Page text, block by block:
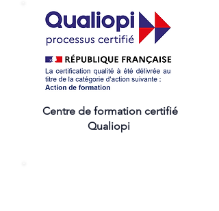
Centre de formation certifié
Qualiopi